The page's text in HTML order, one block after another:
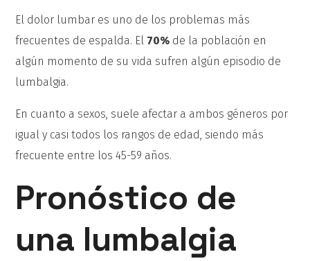
El dolor lumbar es uno de los problemas más
frecuentes de espalda. El 70% de la población en
algún momento de su vida sufren algún episodio de
lumbalgia.
En cuanto a sexos, suele afectar a ambos géneros por
igual y casi todos los rangos de edad, siendo más
frecuente entre los 45-59 años.
Pronóstico de
una lumbalgia